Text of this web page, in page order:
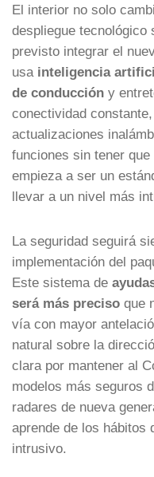
El interior no solo
despliegue tecnológico
previsto integrar el
usa inteligencia
de conducción y
conectividad
actualizaciones
funciones sin tener
empieza a ser un
llevar a un nivel más
La seguridad seguirá
implementación del
Este sistema de
será más preciso que
vía con mayor
natural sobre la
clara por mantener al
modelos más seguros
radares de nueva
aprende de los hábitos
intrusivo.